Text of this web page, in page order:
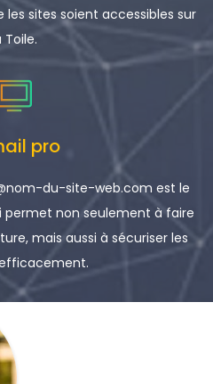
les sites soient accessibles sur
Toile.
pro
du-site-web.com est le
permet non seulement à faire
mais aussi à sécuriser les